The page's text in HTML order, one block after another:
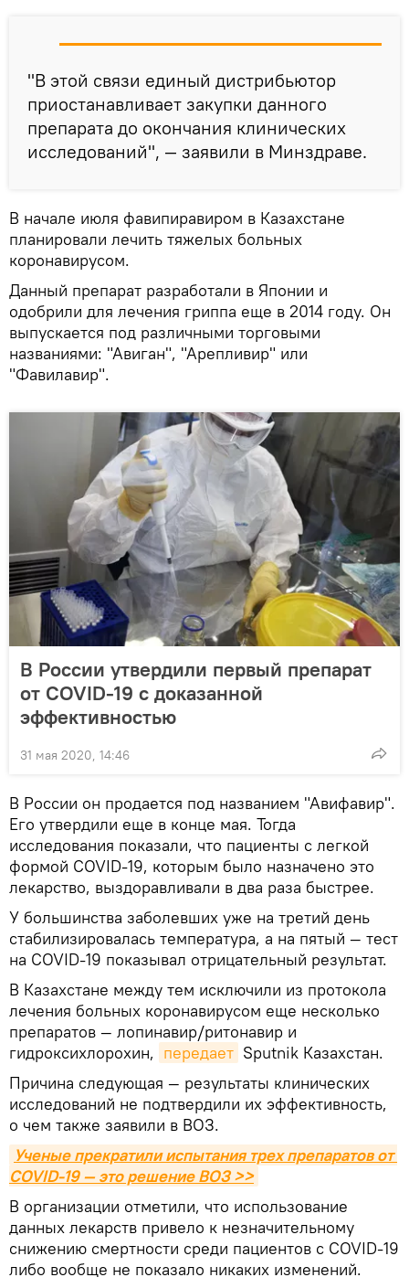
"В этой связи единый дистрибьютор
приостанавливает закупки данного
препарата до окончания клинических
исследований", — заявили в Минздраве.
В начале июля фавипиравиром в Казахстане
планировали лечить тяжелых больных
коронавирусом.
Данный препарат разработали в Японии и
одобрили для лечения гриппа еще в 2014 году. Он
выпускается под различными торговыми
названиями: "Авиган", "Арепливир" или
"Фавилавир".
В России утвердили первый препарат
от COVID-19 с доказанной
эффективностью
31 мая 2020, 14:46
В России он продается под названием "Авифавир".
Его утвердили еще в конце мая. Тогда
исследования показали, что пациенты с легкой
формой COVID-19, которым было назначено это
лекарство, выздоравливали в два раза быстрее.
У большинства заболевших уже на третий день
стабилизировалась температура, а на пятый — тест
на COVID-19 показывал отрицательный результат.
В Казахстане между тем исключили из протокола
лечения больных коронавирусом еще несколько
препаратов — лопинавир/ритонавир и
гидроксихлорохин, передает Sputnik Казахстан.
Причина следующая — результаты клинических
исследований не подтвердили их эффективность,
о чем также заявили в ВОЗ.
Ученые прекратили испытания трех препаратов от
COVID-19 — это решение ВОЗ >>
В организации отметили, что использование
данных лекарств привело к незначительному
снижению смертности среди пациентов с COVID-19
либо вообще не показало никаких изменений.